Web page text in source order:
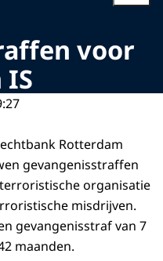
voor
Rotterdam
gevangenisstraffen
organisatie
misdrijven.
gevangenisstraf van 7
maanden.